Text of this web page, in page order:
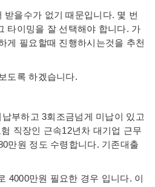
받을수가 없기 때문입니다. 몇 번
타이밍을 잘 선택해야 합니다. 가
게 필요할때 진행하시는것을 추천
도록 하겠습니다.
부하고 3회조금넘게 미납이 있고
직장인 근속12년차 대기업 근무
만원 정도 수령합니다. 기존대출
4000만원 필요한 경우 입니다. 이